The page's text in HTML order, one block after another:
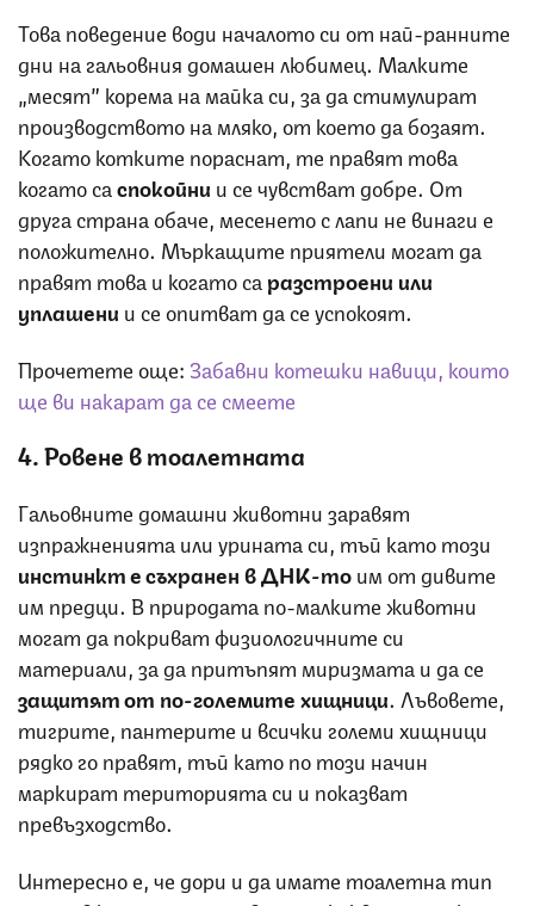
Това поведение води началото си от най-ранните
дни на гальовния домашен любимец. Малките
„месят” корема на майка си, за да стимулират
производството на мляко, от което да бозаят.
Когато котките пораснат, те правят това
когато саспокойни и се чувстват добре. От
друга страна обаче, месенето с лапи не винаги е
положително. Мъркащите приятели могат да
правят това и когато са разстроени или
уплашени и се опитват да се успокоят.
Прочетете още: Забавни котешки навици, които
ще ви накарат да се смеете
4. Ровене в тоалетната
Гальовните домашни животни заравят
изпражненията или урината си, тъй като този
инстинкт е съхранен в ДНК-тоим от дивите
им предци. В природата по-малките животни
могат да покриват физиологичните си
материали, за да притъпят миризмата и да се
защитят от по-големите хищници. Лъвовете,
тигрите, пантерите и всички големи хищници
рядко го правят, тъй като по този начин
маркират територията си и показват
превъзходство.
Интересно е, че дори и да имате тоалетна тип